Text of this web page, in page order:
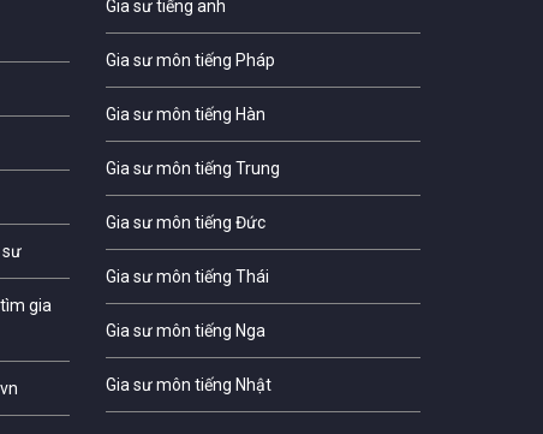
sư
gia
Gia sư tiếng anh
Gia sư môn tiếng Pháp
Gia sư môn tiếng Hàn
Gia sư môn tiếng Trung
Gia sư môn tiếng Đức
Gia sư môn tiếng Thái
Gia sư môn tiếng Nga
Gia sư môn tiếng Nhật